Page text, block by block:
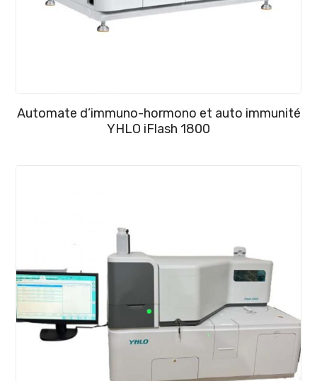
Automate d’immuno-hormono et auto immunité
YHLO iFlash 1800